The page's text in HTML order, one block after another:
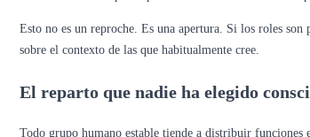
Esto no es un reproche. Es una apertura. Si los roles
sobre el contexto de las que habitualmente cree.
El reparto que nadie ha elegido
Todo grupo humano estable tiende a distribuir funciones